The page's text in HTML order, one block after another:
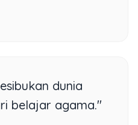
dunia
belajar agama."